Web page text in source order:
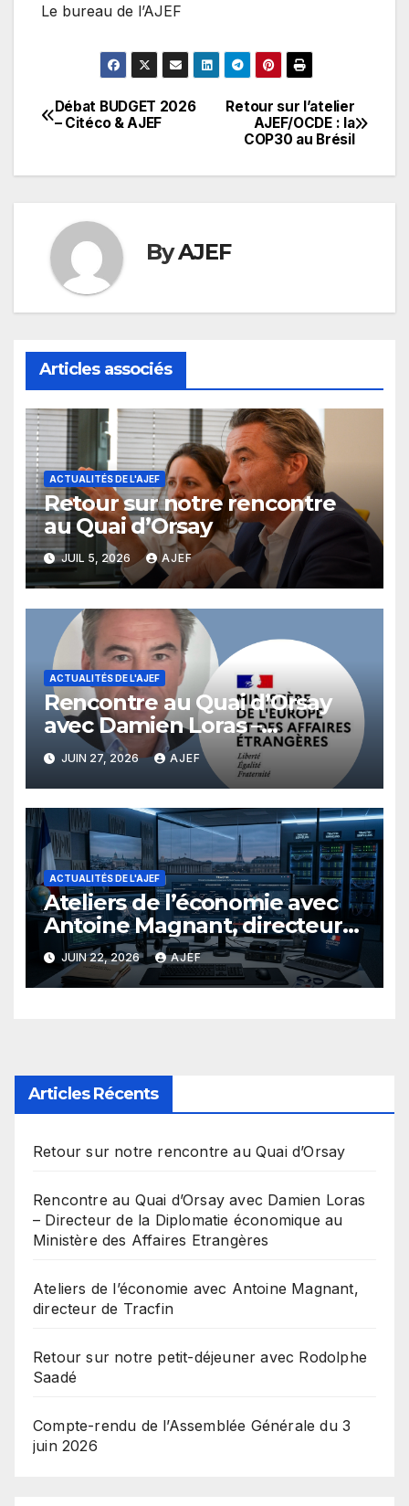
Le bureau de l’AJEF
Navigation
Retour sur l’atelier
AJEF/OCDE : la
COP30 au Brésil
Débat BUDGET 2026
– Citéco & AJEF
ByAJEF
Articles associés
ACTUALITÉS DE L'AJEF
Retour sur notre rencontre
au Quai d’Orsay
JUIL 5, 2026 AJEF
ACTUALITÉS DE L'AJEF
Rencontre au Quai d’Orsay
avec Damien Loras –
Directeur de la Diplomatie
économique au Ministère des
Affaires Etrangères
JUIN 27, 2026 AJEF
ACTUALITÉS DE L'AJEF
Ateliers de l’économie avec
Antoine Magnant, directeur
de Tracfin
JUIN 22, 2026 AJEF
Articles Récents
Retour sur notre rencontre au Quai d’Orsay
Rencontre au Quai d’Orsay avec Damien Loras
– Directeur de la Diplomatie économique au
Ministère des Affaires Etrangères
Ateliers de l’économie avec Antoine Magnant,
directeur de Tracfin
Retour sur notre petit-déjeuner avec Rodolphe
Saadé
Compte-rendu de l’Assemblée Générale du 3
juin 2026